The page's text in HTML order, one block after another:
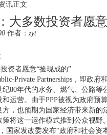
讯正文
大多数投资者愿
作者： zyt
资者愿意“捡现成的”
Private Partnerships，即政府
纪80年代的水务、燃气、公路等
和运营。由于PPP被视为政府预
，也预期为国家经济带来新的
将这一运作模式推到公众视野。
国家发改委发布“政府和社会资